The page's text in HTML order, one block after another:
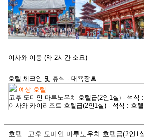
이사와 이동 (약 2시간 소요)
호텔 체크인 및 휴식 - 대욕장♨
예상 호텔
고후 도미인 마루노우치 호텔급(2인1실) - 석식
이사와 카이리조트 호텔급(2인1실) - 석식 : 호텔
호텔 : 고후 도미인 마루노우치 호텔급(2인1